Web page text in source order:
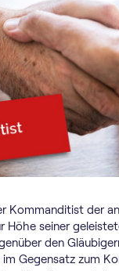
Kommanditist der
Höhe seiner
den
Gegensatz zum